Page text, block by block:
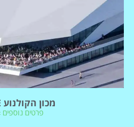
מכון הקולנוע EYE
פרטים נוספים